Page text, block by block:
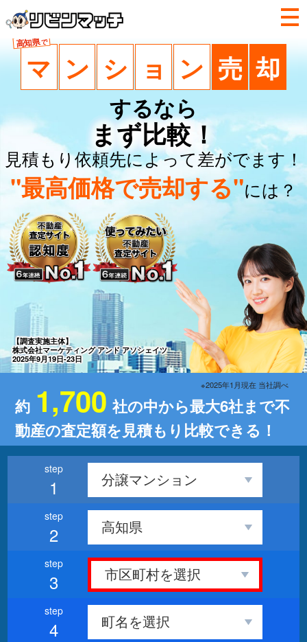
高知県で
マ ン シ ョ ン 売 却
するなら
まず比較！
見積もり依頼先によって差がでます！
"最高価格で売却する"には？
【調査実施主体】
株式会社マーケティング アンド アソシェイツ
2025年9月19日-23日
約 1,700 社の中から最大6社まで不
動産の査定額を見積もり比較できる！
※2025年1月現在 当社調べ
1
2
3
4